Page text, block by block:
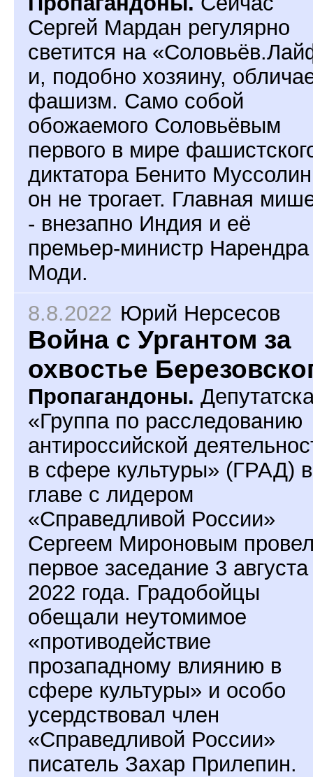
Сергей Мардан регулярно
светится на
и, подобно хозяину,
фашизм. Само собой
обожаемого Соловьёвым
первого в мире
диктатора Бенито
он не трогает. Главная
- внезапно Индия и её
премьер-министр Нарендра
Моди.
8.8.2022 Юрий Нерсесов
Война с Ургантом за
охвостье
Пропагандоны.
«Группа по расследованию
антироссийской
в сфере культуры» (ГРАД)
главе с лидером
«Справедливой России»
Сергеем Мироновым
первое заседание 3 августа
2022 года. Градобойцы
обещали неутомимое
«противодействие
прозападному влиянию в
сфере культуры» и особо
усердствовал член
«Справедливой России»
писатель Захар Прилепин.